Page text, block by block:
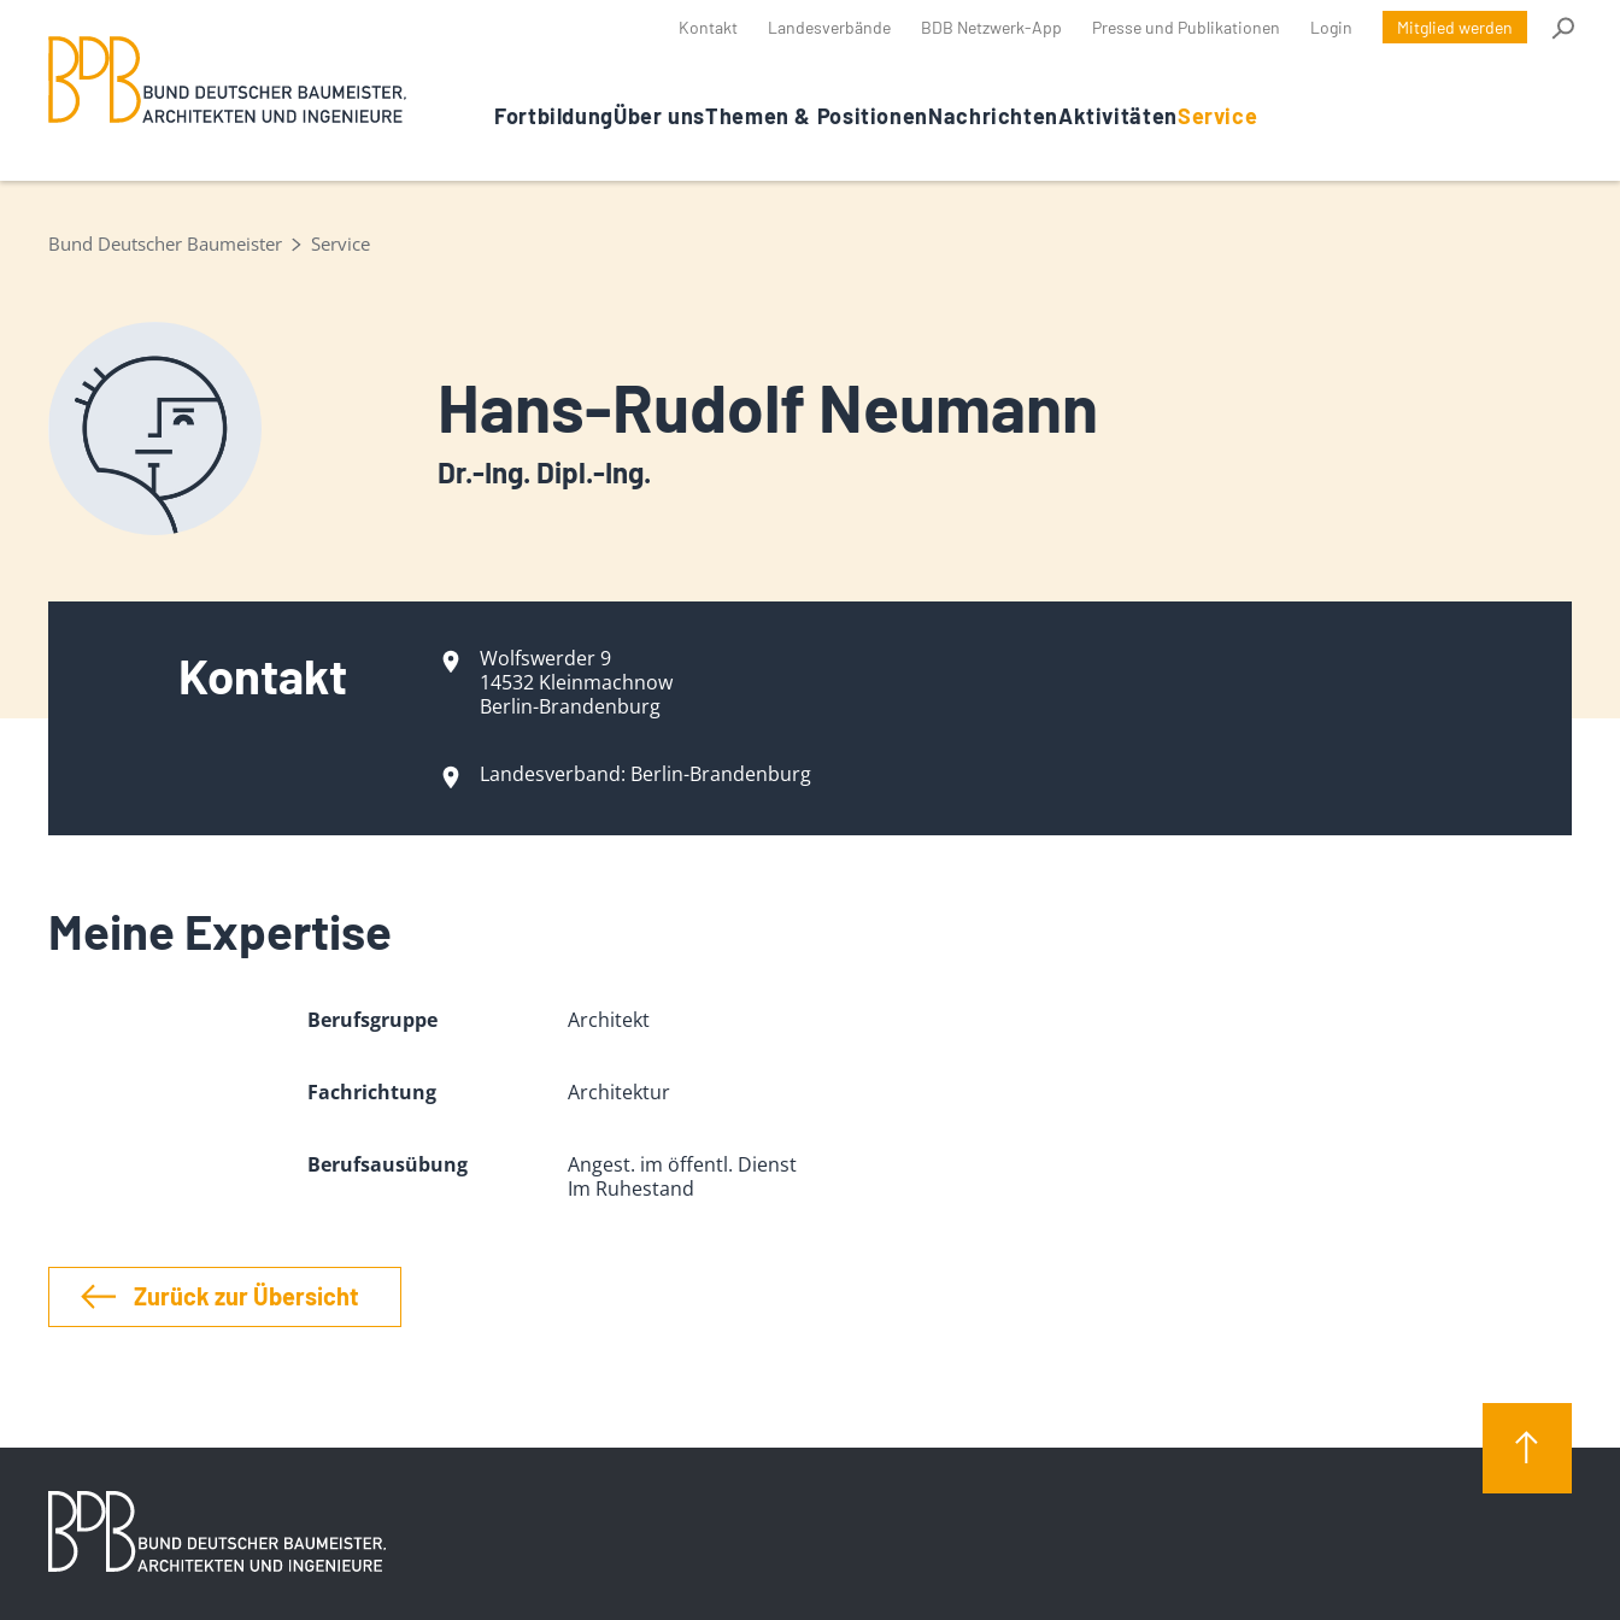
Kontakt Landesverbände BDB Netzwerk-App Presse und Publikationen Login Mitglied werden
FortbildungÜber unsThemen & PositionenNachrichtenAktivitätenService
Bund Deutscher Baumeister Service
Hans-Rudolf Neumann
Dr.-Ing. Dipl.-Ing.
Kontakt
Wolfswerder 9
14532 Kleinmachnow
Berlin-Brandenburg
Landesverband: Berlin-Brandenburg
Meine Expertise
Berufsgruppe Architekt
Fachrichtung Architektur
Berufsausübung
Angest. im öffentl. Dienst
Im Ruhestand
Zurück zur Übersicht